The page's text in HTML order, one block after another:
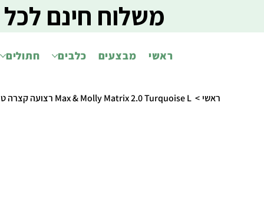
ראשי מבצעים כלבים חתולים
משלוח חינם
ראשי > Max & Molly Matrix 2.0 Turquoise L רצועה קצרה טורקיז